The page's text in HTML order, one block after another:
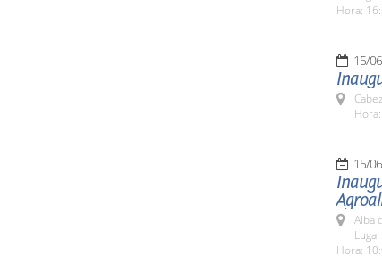
Hora:
15/
15/
Alba
Hora: